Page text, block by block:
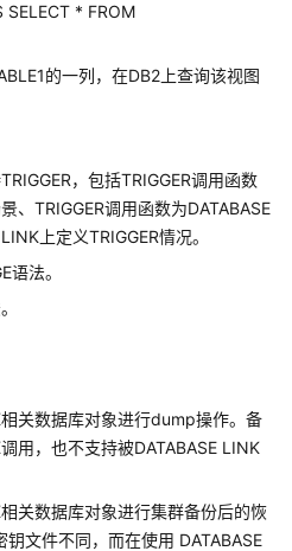
SELECT * FROM
的一列，在DB2上查询该视图
，包括TRIGGER调用函数
、TRIGGER调用函数为DATABASE
上定义TRIGGER情况。
语法。
关数据库对象进行dump操作。备
用，也不支持被DATABASE LINK
关数据库对象进行集群备份后的恢
文件不同，而在使用 DATABASE